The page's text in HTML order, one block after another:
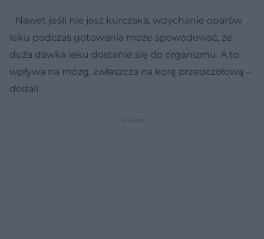
- Nawet jeśli nie jesz kurczaka, wdychanie oparów
leku podczas gotowania może spowodować, że
duża dawka leku dostanie się do organizmu. A to
wpływa na mózg, zwłaszcza na korę przedczołową –
dodali.